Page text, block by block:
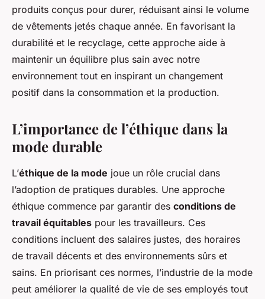
produits conçus pour durer, réduisant ainsi le volume
de vêtements jetés chaque année. En favorisant la
durabilité et le recyclage, cette approche aide à
maintenir un équilibre plus sain avec notre
environnement tout en inspirant un changement
positif dans la consommation et la production.
L’importance de l’éthique dans la
mode durable
L’éthique de la mode joue un rôle crucial dans
l’adoption de pratiques durables. Une approche
éthique commence par garantir des conditions de
travail équitables pour les travailleurs. Ces
conditions incluent des salaires justes, des horaires
de travail décents et des environnements sûrs et
sains. En priorisant ces normes, l’industrie de la mode
peut améliorer la qualité de vie de ses employés tout